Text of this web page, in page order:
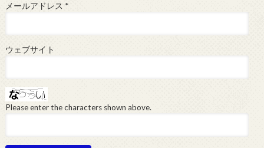
メールアドレス *
ウェブサイト
Please enter the characters shown above.